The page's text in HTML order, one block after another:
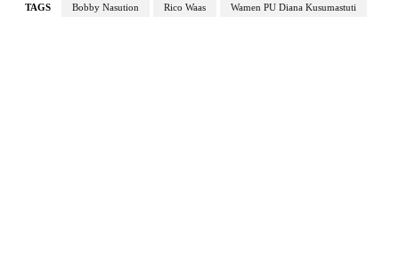
TAGS Bobby Nasution Rico Waas Wamen PU Diana Kusumastuti